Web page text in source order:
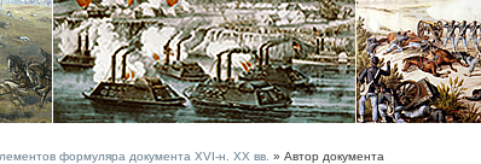
формуляра документа XVI-н. XX вв. » Автор документа